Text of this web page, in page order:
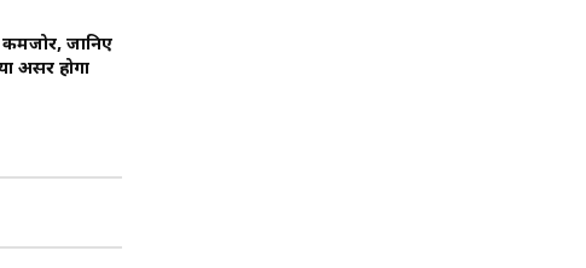
कमजोर, जानिए
असर होगा